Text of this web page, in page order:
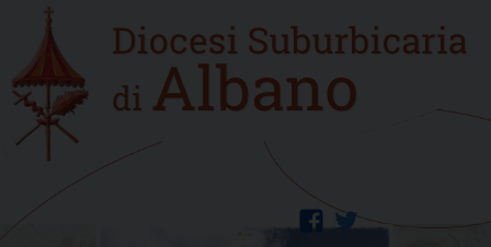
content
Home
new
twitter
facebook